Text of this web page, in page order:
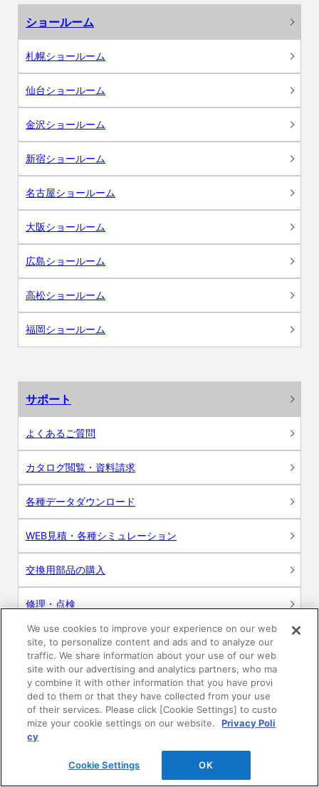
ショールーム
札幌ショールーム
仙台ショールーム
金沢ショールーム
新宿ショールーム
名古屋ショールーム
大阪ショールーム
広島ショールーム
高松ショールーム
福岡ショールーム
サポート
よくあるご質問
カタログ閲覧・資料請求
各種データダウンロード
WEB見積・各種シミュレーション
交換用部品の購入
修理・点検
お問い合わせ
ログイン
建築・設計関係者様向けサイト
ユーザー登録サービス
WEB見積システム
We use cookies to improve your experience on our web
site, to personalize content and ads and to analyze our
traffic. We share information about your use of our web
site with our advertising and analytics partners, who ma
y combine it with other information that you have provi
ded to them or that they have collected from your use
of their services. Please click [Cookie Settings] to custo
mize your cookie settings on our website.
Privacy Poli
cy
Cookie Settings OK